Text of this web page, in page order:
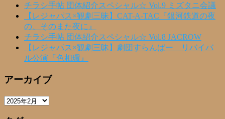
チラシ手帖 団体紹介スペシャル☆ Vol.9 ミズタニ会議
【レジャパス×観劇三昧】CAT-A-TAC『銀河鉄道の夜
の、そのまた夜に』
チラシ手帖 団体紹介スペシャル☆ Vol.8 JACROW
【レジャパス×観劇三昧】劇団すらんばー リバイバ
ル公演『色相環』
アーカイブ
ア